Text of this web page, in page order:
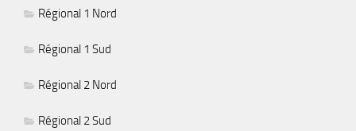
Régional 1 Nord
Régional 1 Sud
Régional 2 Nord
Régional 2 Sud